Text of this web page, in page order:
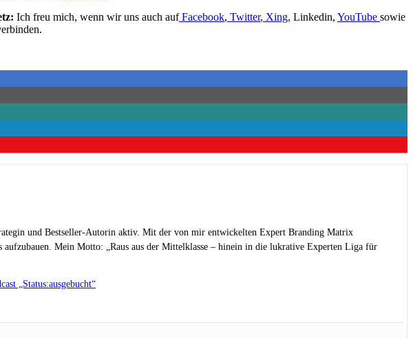
Ich freu mich, wenn wir uns auch auf Facebook, Twitter, Xing, Linkedin, YouTube sowie
und Bestseller-Autorin aktiv. Mit der von mir entwickelten Expert Branding Matrix
Mein Motto: „Raus aus der Mittelklasse – hinein in die lukrative Experten Liga für
„Status:ausgebucht“